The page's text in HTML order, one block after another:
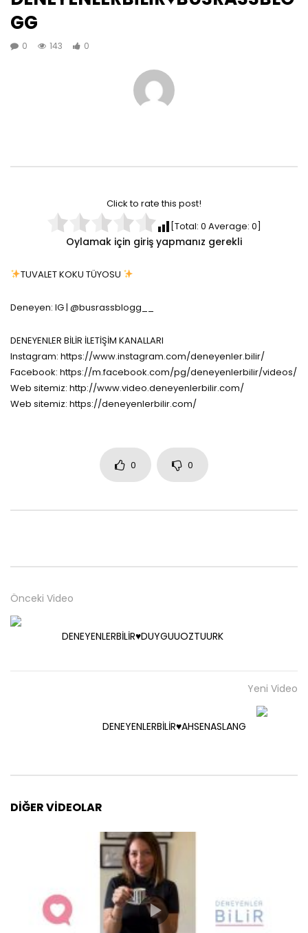
GG
0 143 0
Click to rate this post!
[Total: 0 Average: 0]
Oylamak için giriş yapmanız gerekli
TUVALET KOKU TÜYOSU
Deneyen: IG | @busrassblogg__
DENEYENLER BİLİR İLETİŞİM KANALLARI
Instagram: https://www.instagram.com/deneyenler.bilir/
Facebook: https://m.facebook.com/pg/deneyenlerbilir/videos/
Web sitemiz: http://www.video.deneyenlerbilir.com/
Web sitemiz: https://deneyenlerbilir.com/
0 0
Önceki Video
DENEYENLERBİLİR♥️DUYGUUOZTUURK
Yeni Video
DENEYENLERBİLİR♥️AHSENASLANG
DIĞER VIDEOLAR